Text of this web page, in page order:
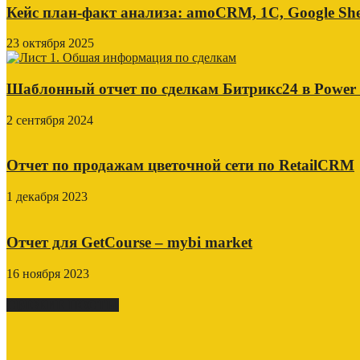
Кейс план-факт анализа: amoCRM, 1C, Google
23 октября 2025
Шаблонный отчет по сделкам Битрикс24 в
2 сентября 2024
Отчет по продажам цветочной сети по RetailCRM
1 декабря 2023
Отчет для GetCourse – mybi market
16 ноября 2023